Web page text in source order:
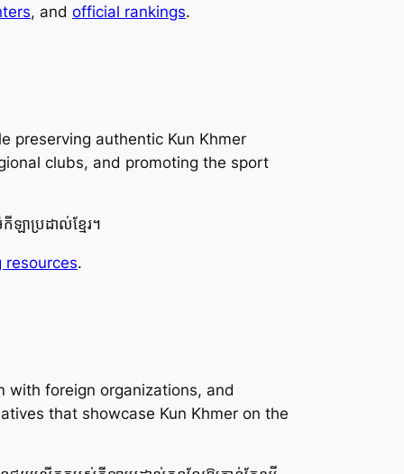
, and official rankings.
preserving authentic Kun Khmer
clubs, and promoting the sport
ឡាប្រដាល់ខ្មែរ។
resources.
with foreign organizations, and
that showcase Kun Khmer on the